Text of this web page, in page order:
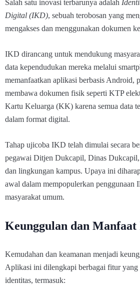
Salah satu inovasi terbarunya adalah
Digital (IKD), sebuah terobosan yang
mengakses dan menggunakan dokumen
IKD dirancang untuk mendukung
data kependudukan mereka melalui
memanfaatkan aplikasi berbasis Android,
membawa dokumen fisik seperti KTP
Kartu Keluarga (KK) karena semua data
dalam format digital.
Tahap ujicoba IKD telah dimulai secara
pegawai Ditjen Dukcapil, Dinas
dan lingkungan kampus. Upaya ini
awal dalam mempopulerkan penggunaan
masyarakat umum.
Keunggulan dan
Kemudahan dan keamanan menjadi
Aplikasi ini dilengkapi berbagai fitur yang
identitas, termasuk: